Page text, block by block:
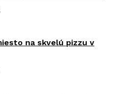
na skvelú pizzu v